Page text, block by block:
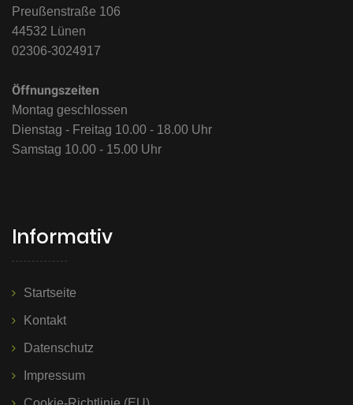
Preußenstraße 106
44532 Lünen
02306-3024917
Öffnungszeiten
Montag geschlossen
Dienstag - Freitag 10.00 - 18.00 Uhr
Samstag 10.00 - 15.00 Uhr
Informativ
Startseite
Kontakt
Datenschutz
Impressum